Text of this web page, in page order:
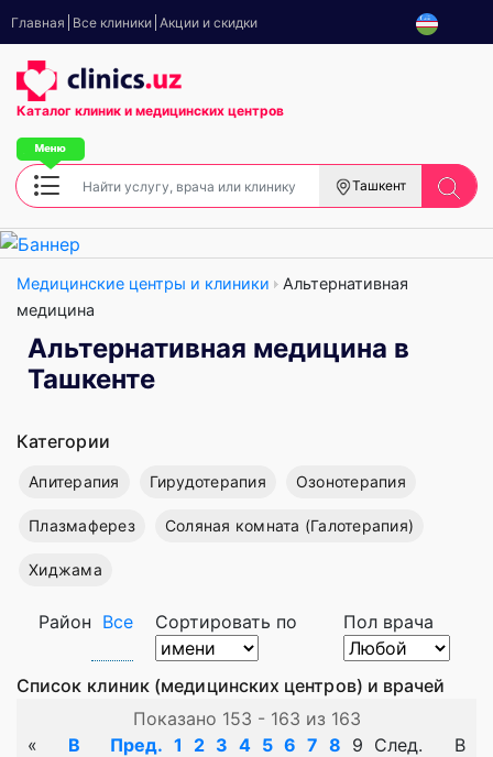
Главная Все клиники Акции и скидки
Каталог клиник и медицинских центров
Ташкент
Медицинские центры и клиники
Альтернативная
медицина
Альтернативная медицина в
Ташкенте
Категории
Апитерапия Гирудотерапия Озонотерапия
Плазмаферез Соляная комната (Галотерапия)
Хиджама
Район Все Сортировать по Пол врача
Список клиник (медицинских центров) и врачей
Показано 153 - 163 из 163
«
В
Пред. 1 2 3 4 5 6 7 8 9 След.
В